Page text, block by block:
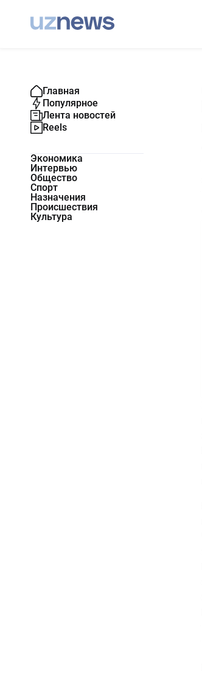
Главная
Популярное
Лента новостей
Reels
Экономика
Интервью
Общество
Спорт
Назначения
Происшествия
Культура